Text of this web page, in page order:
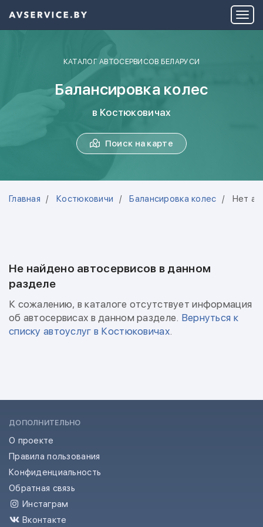
КАТАЛОГ АВТОСЕРВИСОВ БЕЛАРУСИ
Балансировка колес
в Костюковичах
Поиск на карте
Главная Костюковичи Балансировка колес Нет
Не найдено автосервисов в данном
разделе
К сожалению, в каталоге отсутствует информация
об автосервисах в данном разделе. Вернуться к
списку автоуслуг в Костюковичах.
ДОПОЛНИТЕЛЬНО
О проекте
Правила пользования
Конфиденциальность
Обратная связь
Инстаграм
Вконтакте